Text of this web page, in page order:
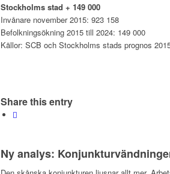
Stockholms stad + 149 000
Invånare november 2015: 923 158
Befolkningsökning 2015 till 2024: 149 000
Källor: SCB och Stockholms stads prognos
Share this entry
Ny analys: